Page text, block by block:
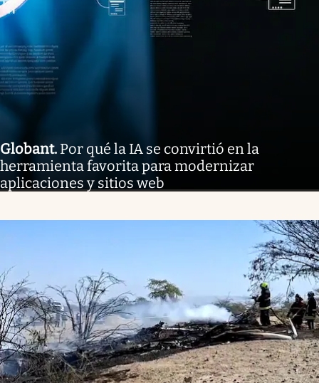
Globant. Por qué la IA se convirtió en la
herramienta favorita para modernizar
aplicaciones y sitios web